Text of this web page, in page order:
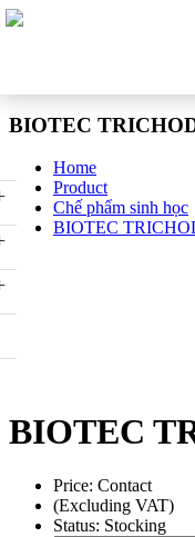
BIOTEC
Home
Product
Chế phẩm sinh học
BIOTEC
BIOTEC
Price: Contact
(Excluding VAT)
Status: Stocking